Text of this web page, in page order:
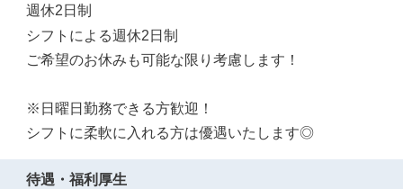
週休2日制
シフトによる週休2日制
ご希望のお休みも可能な限り考慮します！
※日曜日勤務できる方歓迎！
シフトに柔軟に入れる方は優遇いたします◎
待遇・福利厚生